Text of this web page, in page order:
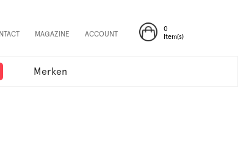
0
Item(s)
MAGAZINE ACCOUNT
Merken